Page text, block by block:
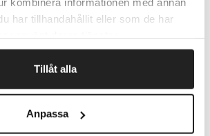
har tillhandahållit eller som de har
Tillåt alla
Anpassa
af den højeste beskyttelsesfaktor.
med meget lavt
med tilpasningsbar næseklemme så
pasform.
AB) er CE-mærket i hele EU.